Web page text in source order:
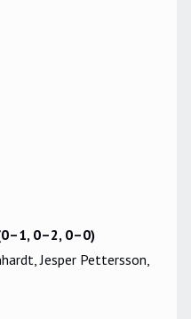
0–2, 0–0)
Jesper Pettersson,